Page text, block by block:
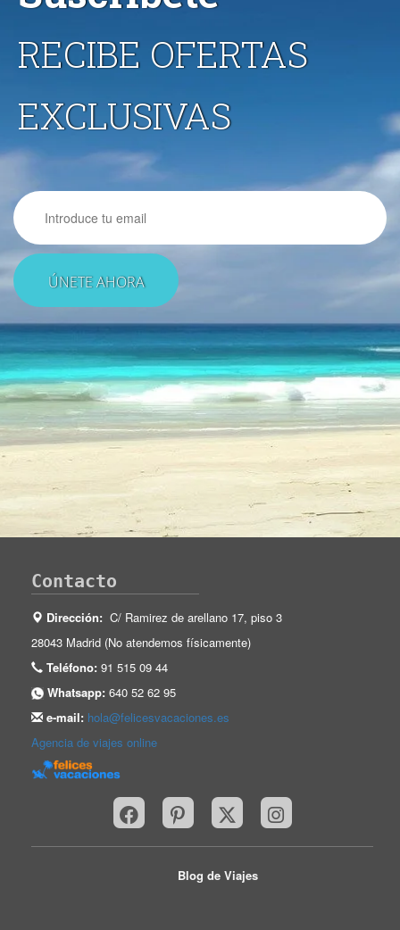
RECIBE OFERTAS
EXCLUSIVAS
Email
Contacto
Dirección: C/ Ramirez de arellano 17, piso 3
28043 Madrid (No atendemos físicamente)
Teléfono: 91 515 09 44
Whatsapp: 640 52 62 95
e-mail: hola@felicesvacaciones.es
Agencia de viajes online
Blog de Viajes